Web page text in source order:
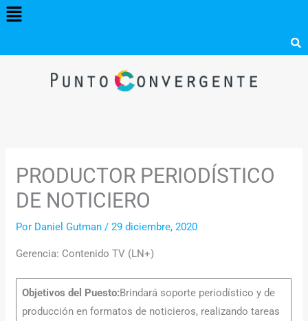
Menú
PRODUCTOR PERIODÍSTICO
DE NOTICIERO
Por Daniel Gutman/29 diciembre, 2020
Gerencia: Contenido TV (LN+)
Objetivos del Puesto:Brindará soporte periodístico y de
producción en formatos de noticieros, realizando tareas